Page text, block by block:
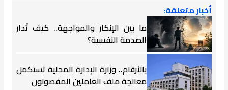
أخبار متعلقة:
ما بين الإنكار والمواجهة.. كيف تُدار
الصدمة النفسية؟
بالأرقام.. وزارة الإدارة المحلية تستكمل
معالجة ملف العاملين المفصولون